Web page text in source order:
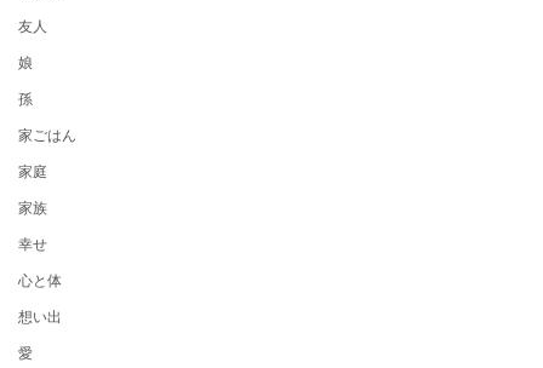
友人
娘
孫
家ごはん
家庭
家族
幸せ
心と体
想い出
愛